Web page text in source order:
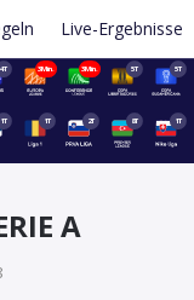
Live-Ergebnisse
4T 3Min. 3Min. 5T 5T
1T 1T 2T 8T 1T
A